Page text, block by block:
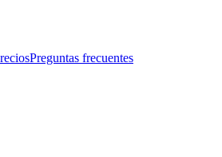
Preguntas frecuentes